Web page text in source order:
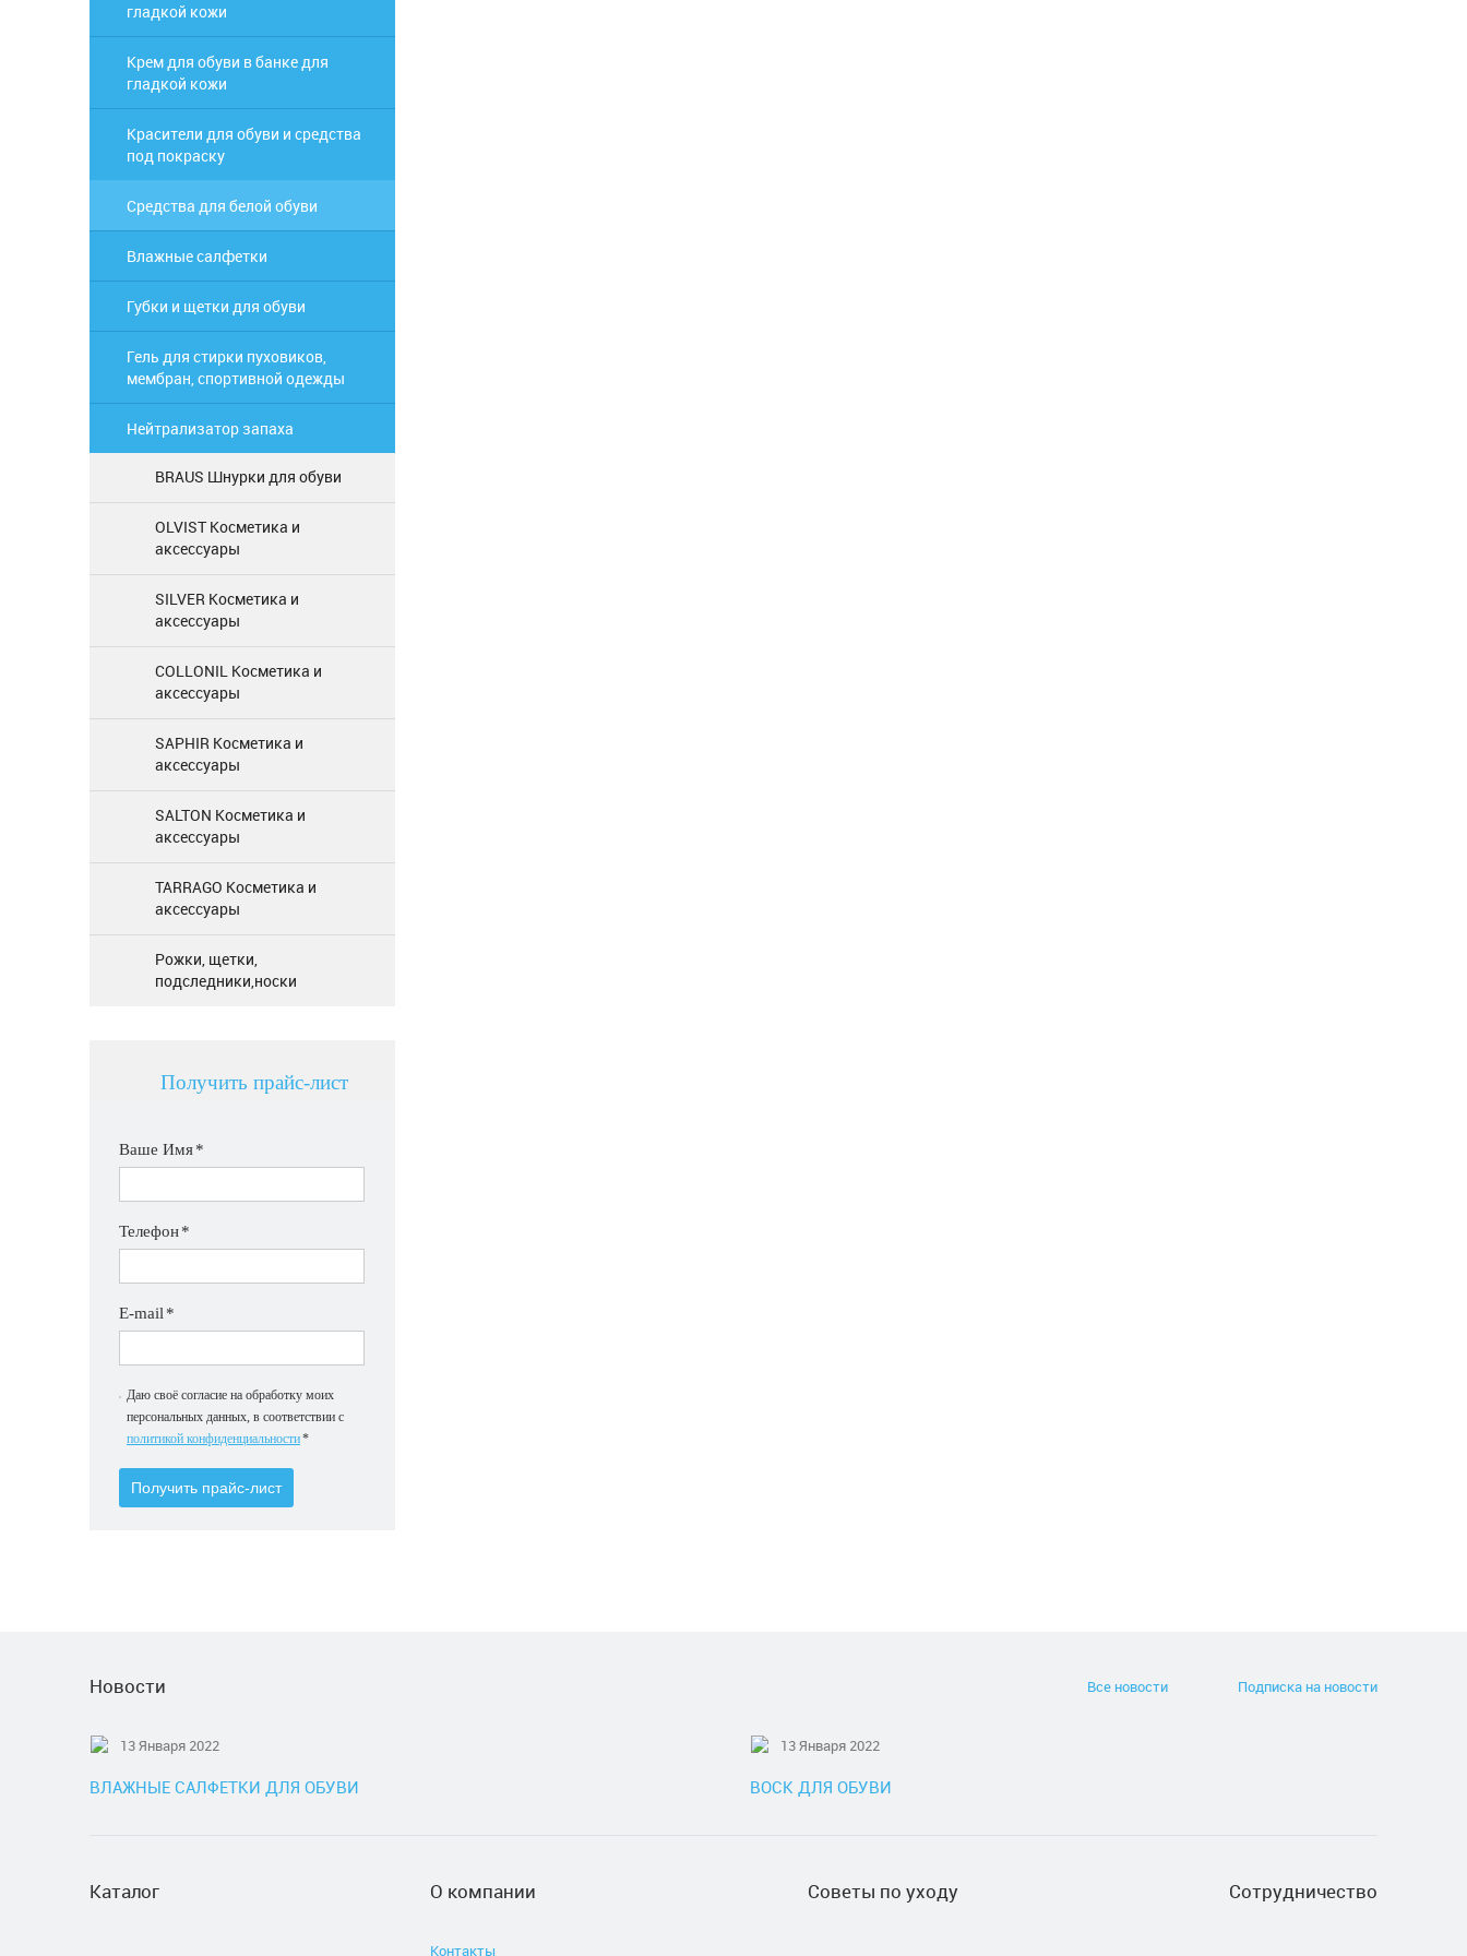
гладкой кожи
Крем для обуви в банке для
гладкой кожи
Красители для обуви и средства
под покраску
Средства для белой обуви
Влажные салфетки
Губки и щетки для обуви
Гель для стирки пуховиков,
мембран, спортивной одежды
Нейтрализатор запаха
BRAUS Шнурки для обуви
OLVIST Косметика и
аксессуары
SILVER Косметика и
аксессуары
COLLONIL Косметика и
аксессуары
SAPHIR Косметика и
аксессуары
SALTON Косметика и
аксессуары
TARRAGO Косметика и
аксессуары
Рожки, щетки,
подследники,носки
Получить прайс-лист
Ваше Имя*
Телефон*
E-mail *
Даю своё согласие на обработку моих
персональных данных, в соответствии с
политикой конфиденциальности*
Все новости Подписка на новости
Новости
13 Января 2022
ВЛАЖНЫЕ САЛФЕТКИ ДЛЯ ОБУВИ
13 Января 2022
ВОСК ДЛЯ ОБУВИ
Каталог О компании
Контакты
Советы по уходу Сотрудничество